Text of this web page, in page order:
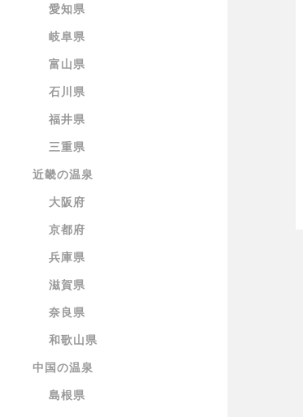
愛知県
岐阜県
富山県
石川県
福井県
三重県
近畿の温泉
大阪府
京都府
兵庫県
滋賀県
奈良県
和歌山県
中国の温泉
島根県